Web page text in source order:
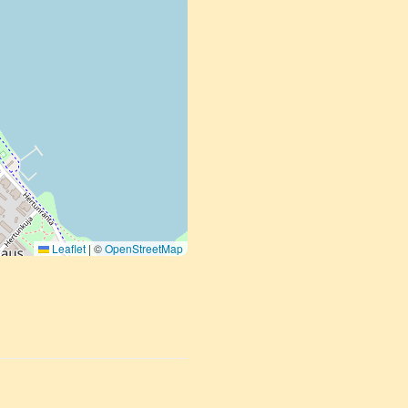
Leaflet | ©OpenStreetMap